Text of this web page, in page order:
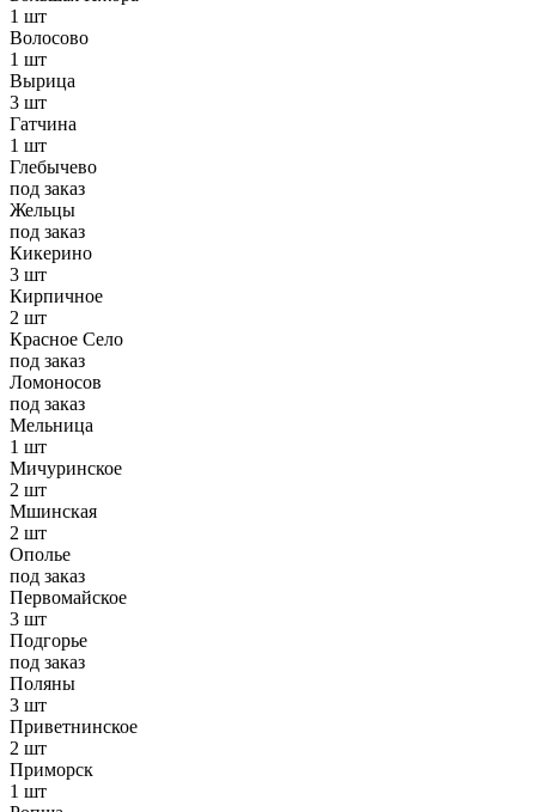
1 шт
Волосово
1 шт
Вырица
3 шт
Гатчина
1 шт
Глебычево
под заказ
Жельцы
под заказ
Кикерино
3 шт
Кирпичное
2 шт
Красное Село
под заказ
Ломоносов
под заказ
Мельница
1 шт
Мичуринское
2 шт
Мшинская
2 шт
Ополье
под заказ
Первомайское
3 шт
Подгорье
под заказ
Поляны
3 шт
Приветнинское
2 шт
Приморск
1 шт